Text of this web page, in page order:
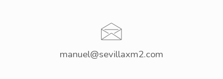
manuel@sevillaxm2.com